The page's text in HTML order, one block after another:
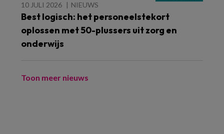
10 JULI 2026 NIEUWS
Best logisch: het personeelstekort
oplossen met 50-plussers uit zorg en
onderwijs
Toon meer nieuws